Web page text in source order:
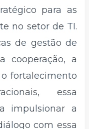
para as
no setor de TI.
de gestão de
cooperação, a
fortalecimento
essa
impulsionar a
com essa